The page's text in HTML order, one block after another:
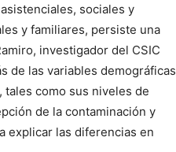
sociales y
y familiares, persiste una
investigador del CSIC
de las variables demográficas
como sus niveles de
de la contaminación y
explicar las diferencias en